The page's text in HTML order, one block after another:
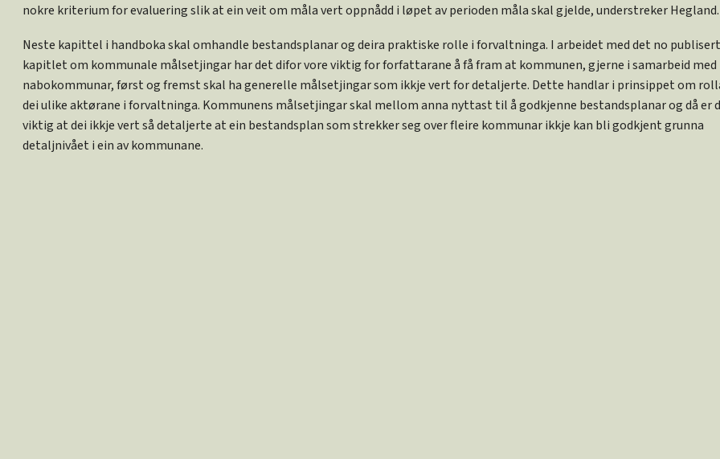
nokre kriterium for evaluering slik at ein veit om måla vert oppnådd i løpet av perioden måla skal gjelde, understreker Hegland.
Neste kapittel i handboka skal omhandle bestandsplanar og deira praktiske rolle i forvaltninga. I arbeidet med det no
kapitlet om kommunale målsetjingar har det difor vore viktig for forfattarane å få fram at kommunen, gjerne i samarbeid med
nabokommunar, først og fremst skal ha generelle målsetjingar som ikkje vert for detaljerte. Dette handlar i prinsippet om
dei ulike aktørane i forvaltninga. Kommunens målsetjingar skal mellom anna nyttast til å godkjenne bestandsplanar og då er
viktig at dei ikkje vert så detaljerte at ein bestandsplan som strekker seg over fleire kommunar ikkje kan bli godkjent grunna
detaljnivået i ein av kommunane.